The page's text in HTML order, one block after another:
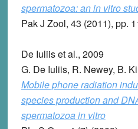
spermatozoa: an in vitro
Pak J Zool, 43 (2011), pp.
De Iuliis et al., 2009
G. De Iuliis, R. Newey, B.
Mobile phone radiation
species production and
spermatozoa in vitro